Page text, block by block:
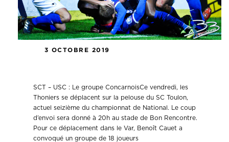
3 OCTOBRE 2019
SCT – USC : Le groupe ConcarnoisCe vendredi, les
Thoniers se déplacent sur la pelouse du SC Toulon,
actuel seizième du championnat de National. Le coup
d’envoi sera donné à 20h au stade de Bon Rencontre.
Pour ce déplacement dans le Var, Benoît Cauet a
convoqué un groupe de 18 joueurs